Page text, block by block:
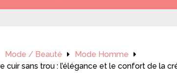
Mode / Beauté
Mode Homme
cuir sans trou : l’élégance et le confort de la